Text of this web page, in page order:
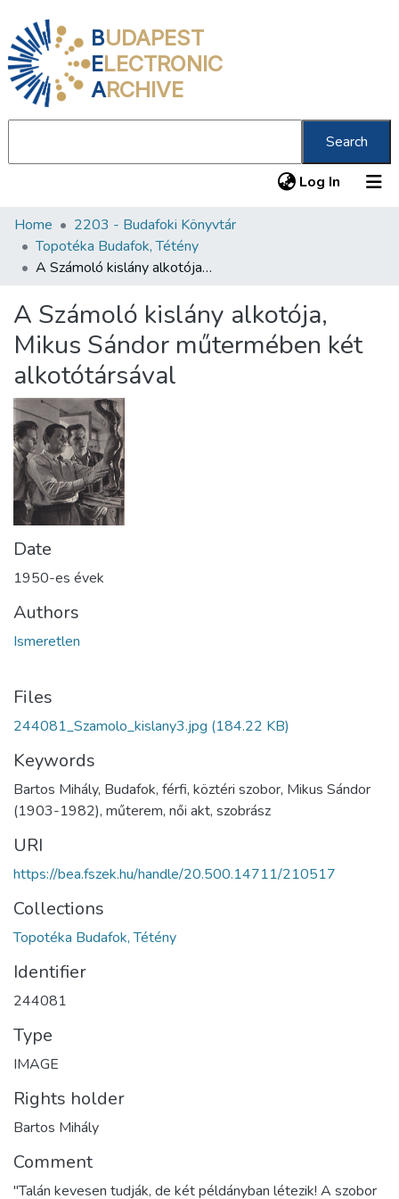
BUDAPEST
ELECTRONIC
ARCHIVE
Search
Log In (current)
Communities & Collections
All of DSpace
About us
Home
2203 - Budafoki Könyvtár
Topotéka Budafok, Tétény
A Számoló kislány alkotója, Mikus Sándor műtermében két alkotótársával
A Számoló kislány alkotója,
Mikus Sándor műtermében két
alkotótársával
Date
1950-es évek
Authors
Ismeretlen
Files
244081_Szamolo_kislany3.jpg (184.22 KB)
Keywords
Bartos Mihály, Budafok, férfi, köztéri szobor, Mikus Sándor
(1903-1982), műterem, női akt, szobrász
URI
https://bea.fszek.hu/handle/20.500.14711/210517
Collections
Topotéka Budafok, Tétény
Identifier
244081
Type
IMAGE
Rights holder
Bartos Mihály
Comment
"Talán kevesen tudják, de két példányban létezik! A szobor